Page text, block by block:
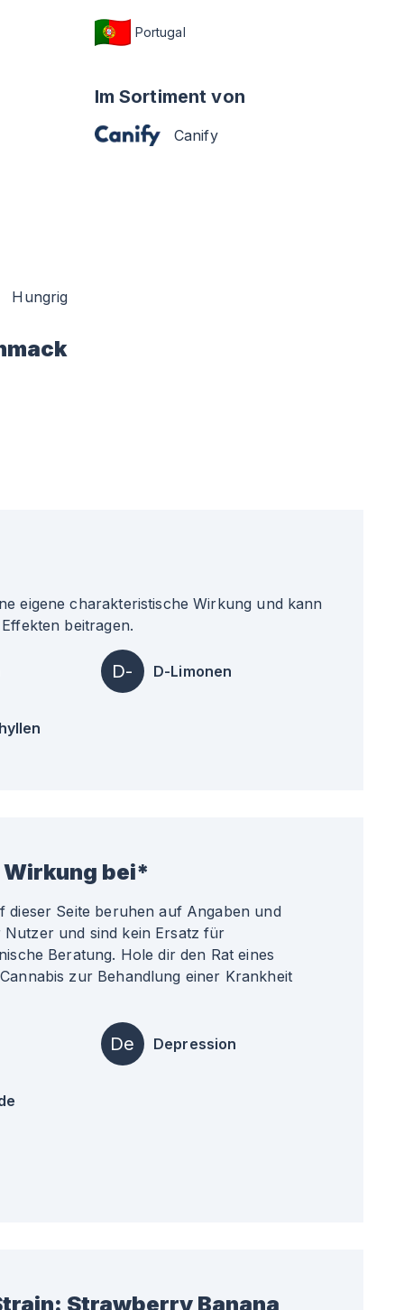
Portugal
Im Sortiment von
Canify
Hungrig
eigene charakteristische Wirkung und kann
beitragen.
D- D-Limonen
bei*
dieser Seite beruhen auf Angaben und
und sind kein Ersatz für
Beratung. Hole dir den Rat eines
zur Behandlung einer Krankheit
De Depression
Strawberry Banana